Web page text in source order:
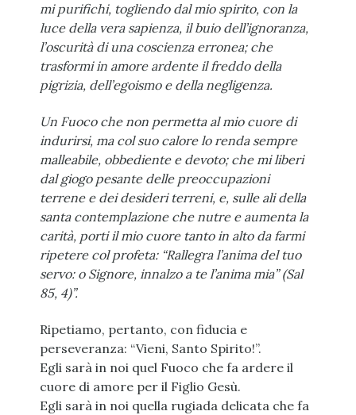
mi purifichi, togliendo dal mio spirito, con la
luce della vera sapienza, il buio dell’ignoranza,
l’oscurità di una coscienza erronea; che
trasformi in amore ardente il freddo della
pigrizia, dell’egoismo e della negligenza.
Un Fuoco che non permetta al mio cuore di
indurirsi, ma col suo calore lo renda sempre
malleabile, obbediente e devoto; che mi liberi
dal giogo pesante delle preoccupazioni
terrene e dei desideri terreni, e, sulle ali della
santa contemplazione che nutre e aumenta la
carità, porti il mio cuore tanto in alto da farmi
ripetere col profeta: “Rallegra l’anima del tuo
servo: o Signore, innalzo a te l’anima mia” (Sal
85, 4)”.
Ripetiamo, pertanto, con fiducia e
perseveranza: “Vieni, Santo Spirito!”.
Egli sarà in noi quel Fuoco che fa ardere il
cuore di amore per il Figlio Gesù.
Egli sarà in noi quella rugiada delicata che fa